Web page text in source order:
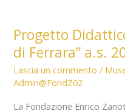
Progetto
di Ferrara” a.s.
Lascia un commento /
Admin@FondZ02
La Fondazione Enrico